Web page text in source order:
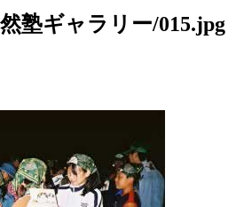
塾ギャラリー/015.jpg